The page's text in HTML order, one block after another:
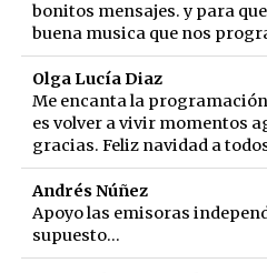
bonitos mensajes. y para
buena musica que nos
Olga Lucía Diaz
Me encanta la
es volver a vivir momentos
gracias. Feliz navidad a
Andrés Núñez
Apoyo las emisoras
supuesto...